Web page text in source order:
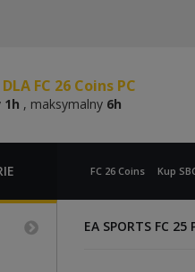
FC 26 Coins PS, XBOX
1h , maksymalny 6h
FC 26 Coins Kup
EA SPORTS FC 25